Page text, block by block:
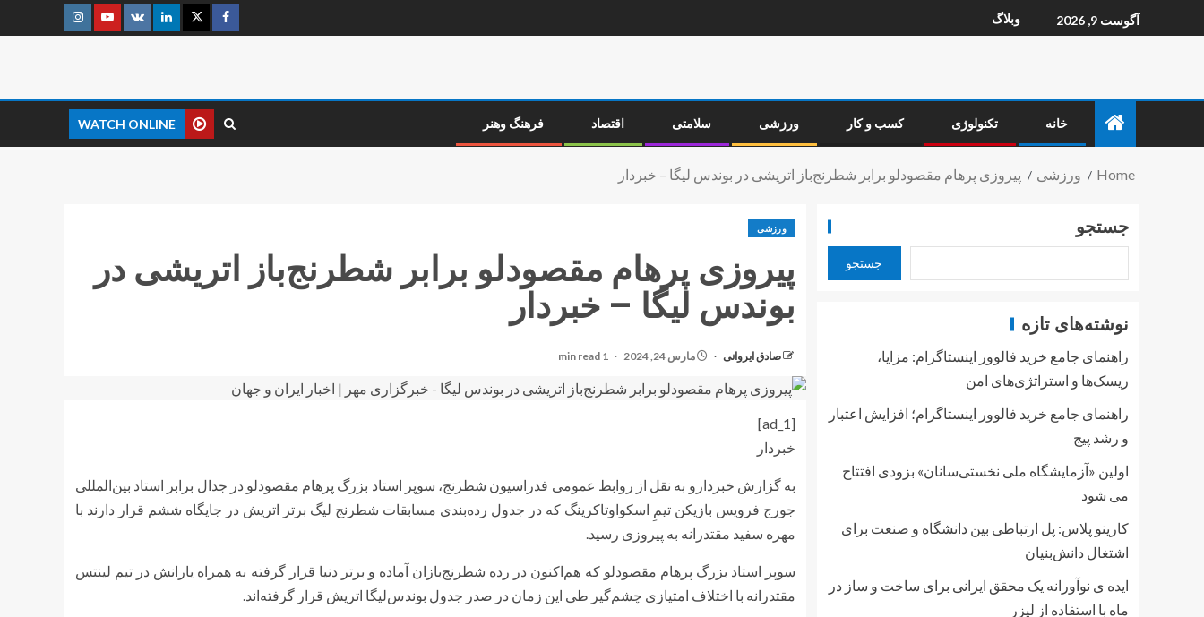
آگوست 9, 2026 وبلاگ
خانه تکنولوژی کسب و کار ورزشی سلامتی اقتصاد فرهنگ وهنر WATCH ONLINE
Home ورزشی پیروزی پرهام مقصودلو برابر شطرنج‌باز اتریشی در بوندس لیگا – خبردار
ورزشی
پیروزی پرهام مقصودلو برابر شطرنج‌باز اتریشی در
بوندس لیگا – خبردار
صادق ایروانی مارس 24, 2024 1 min read
[ad_1]
خبردار
به گزارش خبردارو به نقل از روابط عمومی فدراسیون شطرنج، سوپر استاد بزرگ پرهام مقصودلو در جدال برابر استاد بین‌المللی
جورج فرویس بازیکن تیمِ اسکواوتاکرینگ که در جدول رده‌بندی مسابقات شطرنج لیگ برتر اتریش در جایگاه ششم قرار دارند با
مهره سفید مقتدرانه به پیروزی رسید.
سوپر استاد بزرگ پرهام مقصودلو که هم‌اکنون در رده شطرنج‌بازان آماده و برتر دنیا قرار گرفته به همراه یارانش در تیم لینتس
مقتدرانه با اختلاف امتیازی چشم‌گیر طی این زمان در صدر جدول بوندس‌لیگا اتریش قرار گرفته‌اند.
جستجو
جستجو
نوشته‌های تازه
راهنمای جامع خرید فالوور اینستاگرام: مزایا،
ریسک‌ها و استراتژی‌های امن
راهنمای جامع خرید فالوور اینستاگرام؛ افزایش اعتبار
و رشد پیج
اولین «آزمایشگاه ملی نخستی‌سانان» بزودی افتتاح
می شود
کارینو پلاس: پل ارتباطی بین دانشگاه و صنعت برای
اشتغال دانش‌بنیان
ایده ی نوآورانه یک محقق ایرانی برای ساخت و ساز در
ماه با استفاده از لیزر